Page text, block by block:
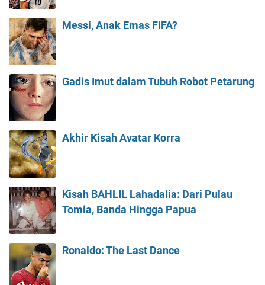
Messi, Anak Emas FIFA?
Gadis Imut dalam Tubuh Robot Petarung
Akhir Kisah Avatar Korra
Kisah BAHLIL Lahadalia: Dari Pulau
Tomia, Banda Hingga Papua
Ronaldo: The Last Dance